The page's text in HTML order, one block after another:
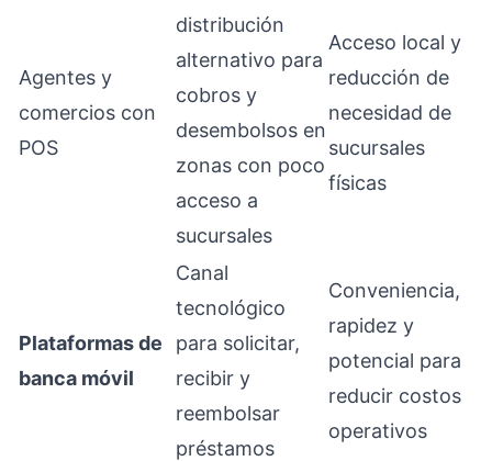
Agentes y
comercios con
POS
distribución
alternativo para
cobros y
desembolsos en
zonas con poco
acceso a
sucursales
Acceso local y
reducción de
necesidad de
sucursales
físicas
Plataformas de
banca móvil
Canal
tecnológico
para solicitar,
recibir y
reembolsar
préstamos
Conveniencia,
rapidez y
potencial para
reducir costos
operativos